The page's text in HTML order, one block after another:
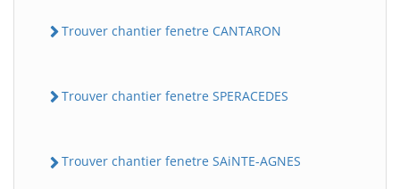
Trouver chantier fenetre CANTARON
Trouver chantier fenetre SPERACEDES
Trouver chantier fenetre SAiNTE-AGNES